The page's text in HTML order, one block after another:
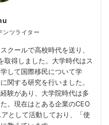
ンツライター
クールで高校時代を送り、
取得しました。大学時代はス
して国際移民について学
関する研究を行いました。
験があり、大学院時代は多
。現在はとある企業のCEO
として活動しており、「使